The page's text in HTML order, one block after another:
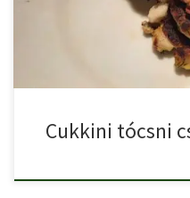
Cukkini tócsni